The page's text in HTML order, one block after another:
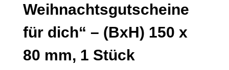
Weihnachtsgutscheine
für dich“ – (BxH) 150 x
80 mm, 1 Stück